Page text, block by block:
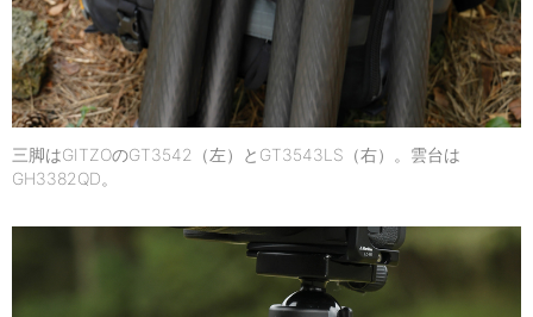
三脚はGITZOのGT3542（左）とGT3543LS（右）。雲台は
GH3382QD。